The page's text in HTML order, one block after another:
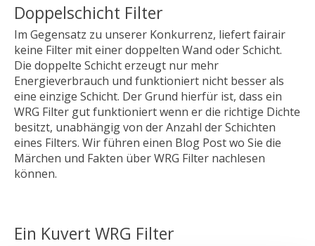
Doppelschicht Filter
Im Gegensatz zu unserer Konkurrenz, liefert fairair
keine Filter mit einer doppelten Wand oder Schicht.
Die doppelte Schicht erzeugt nur mehr
Energieverbrauch und funktioniert nicht besser als
eine einzige Schicht. Der Grund hierfür ist, dass ein
WRG Filter gut funktioniert wenn er die richtige Dichte
besitzt, unabhängig von der Anzahl der Schichten
eines Filters. Wir führen einen Blog Post wo Sie die
Märchen und Fakten über WRG Filter nachlesen
können.
Ein Kuvert WRG Filter